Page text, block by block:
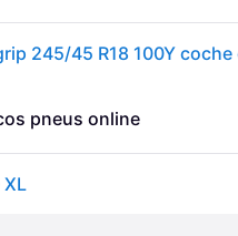
pneus online
XL